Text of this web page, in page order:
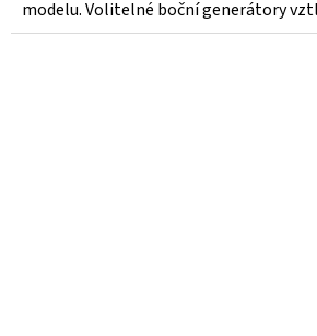
modelu. Volitelné boční generátory